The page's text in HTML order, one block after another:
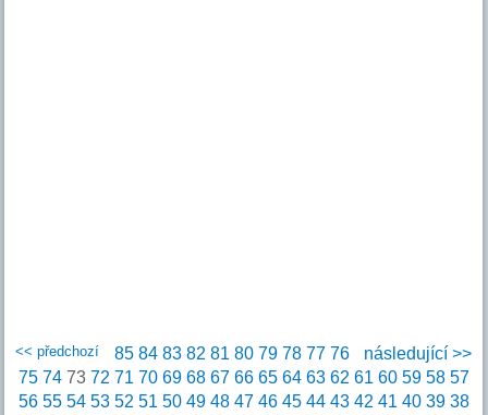
<< předchozí následující >>
85 84 83 82 81 80 79 78 77 76
75 7473 72 71 70 69 68 67 66 65 64 63 62 61 60 59 58 57
56 55 54 53 52 51 50 49 48 47 46 45 44 43 42 41 40 39 38